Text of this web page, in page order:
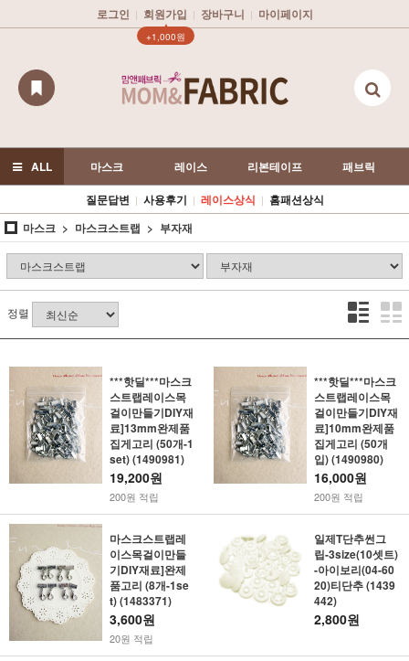
로그인 | 회원가입 |
▲
+1,000원
장바구니 | 마이페이지
ALL 마스크 레이스 리본테이프
패브릭
질문답변 | 사용후기 | 레이스상식 | 홈패션상식
마스크
마스크스트랩 부자재
정렬
***핫딜***마스크
스트랩레이스목
걸이만들기DIY재
료]13mm완제품
집게고리 (50개-1
set) (1490981)
19,200원
200원 적립
***핫딜***마스크
스트랩레이스목
걸이만들기DIY재
료]10mm완제품
집게고리 (50개
입) (1490980)
16,000원
200원 적립
마스크스트랩레
이스목걸이만들
기DIY재료]완제
품고리 (8개-1se
t) (1483371)
3,600원
20원 적립
일제T단추썬그
립-3size(10셋트)
-아이보리(04-60
20)티단추 (1439
442)
2,800원